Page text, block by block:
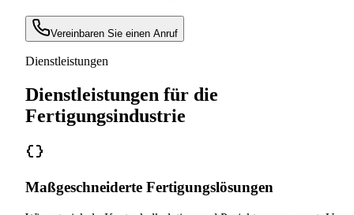
Vereinbaren Sie einen Anruf
Dienstleistungen
Dienstleistungen für die
Fertigungsindustrie
Maßgeschneiderte Fertigungslösungen